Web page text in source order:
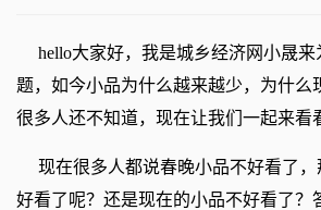
hello大家好，我是城乡经济网小晟来
题，如今小品为什么越来越少，为什么
很多人还不知道，现在让我们一起来看
现在很多人都说春晚小品不好看了
好看了呢？还是现在的小品不好看了？